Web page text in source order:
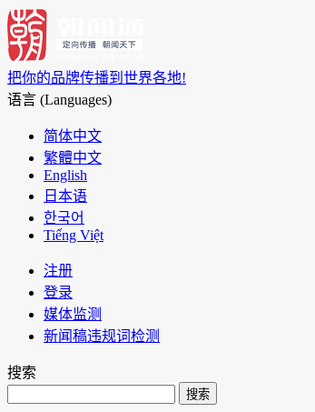
把你的品牌传播到世界各地!
语言 (Languages)
简体中文
繁體中文
English
日本语
한국어
Tiếng Việt
注册
登录
媒体监测
新闻稿违规词检测
搜索
搜索